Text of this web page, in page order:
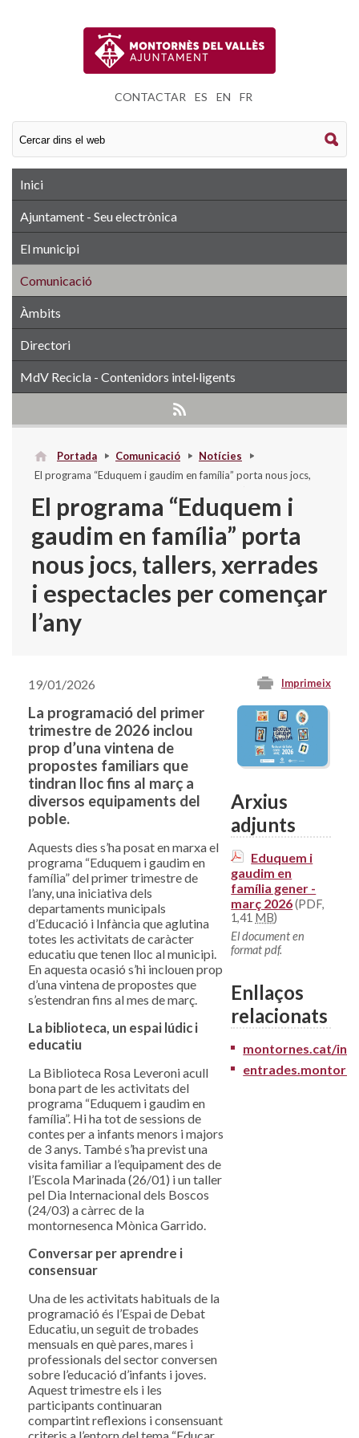
CONTACTAR ES EN FR
Inici
Ajuntament - Seu electrònica
El municipi
Comunicació
Àmbits
Directori
MdV Recicla - Contenidors intel·ligents
Portada Comunicació
Notícies
El programa “Eduquem i gaudim en família” porta nous jocs,
El programa “Eduquem i
gaudim en família” porta
nous jocs, tallers, xerrades
i espectacles per començar
l’any
Imprimeix
19/01/2026
La programació del primer
trimestre de 2026 inclou
prop d’una vintena de
propostes familiars que
tindran lloc fins al març a
diversos equipaments del
poble.
Aquests dies s’ha posat en marxa el
programa “Eduquem i gaudim en
família” del primer trimestre de
l’any, una iniciativa dels
departaments municipals
d’Educació i Infància que aglutina
totes les activitats de caràcter
educatiu que tenen lloc al municipi.
En aquesta ocasió s’hi inclouen prop
d’una vintena de propostes que
s’estendran fins al mes de març.
La biblioteca, un espai lúdic i
educatiu
La Biblioteca Rosa Leveroni acull
bona part de les activitats del
programa “Eduquem i gaudim en
família”. Hi ha tot de sessions de
contes per a infants menors i majors
de 3 anys. També s’ha previst una
visita familiar a l’equipament des de
l’Escola Marinada (26/01) i un taller
pel Dia Internacional dels Boscos
(24/03) a càrrec de la
montornesenca Mònica Garrido.
Conversar per aprendre i
consensuar
Una de les activitats habituals de la
programació és l’Espai de Debat
Educatiu, un seguit de trobades
mensuals en què pares, mares i
professionals del sector conversen
sobre l’educació d’infants i joves.
Aquest trimestre els i les
participants continuaran
compartint reflexions i consensuant
Arxius
adjunts
Eduquem i
gaudim en
família gener -
març 2026(PDF,
1,41 MB)
El document en
format pdf.
Enllaços
relacionats
montornes.cat/